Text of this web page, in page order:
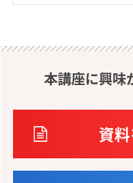
本講座に興味
資